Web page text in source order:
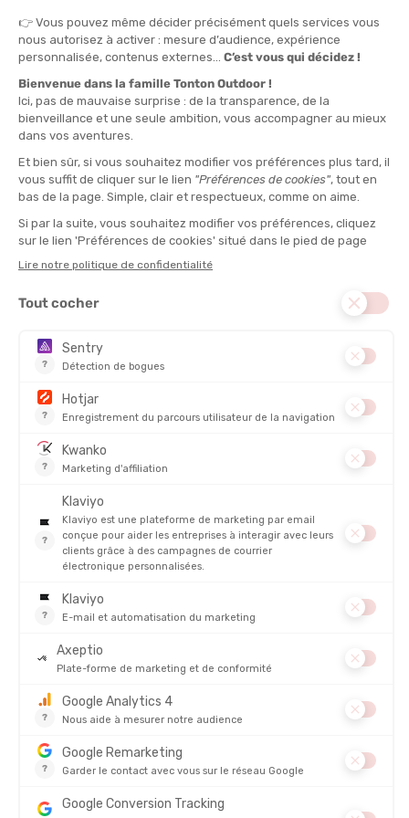
35-37
QUANTITÉ
>> CLICK & COLLECT Voir les stocks magasin
EN STOCK !
LIVRAISON OFFERTE
CASHBACK
achat !
MATIÈRE PRINCIPALE :
DESCRIPTION DU PRODUIT : CHAUSSETTES EMBRUN
PRODUITS SIMILAIRES
PROMO
STANCE
CHAUSSETTES LITTLE CREEK
QUARTER
-28%
25,00 €
17,90 €
CHAUSSETTES MI-HAUTES COLD
WEATHER FEMME
-28% 17,90
AVIS